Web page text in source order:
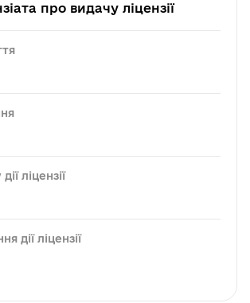
про видачу ліцензії
ліцензії
дії ліцензії